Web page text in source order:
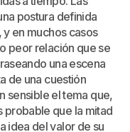
postura definida
en muchos casos
peor relación que se
una escena
de una cuestión
sensible el tema que,
probable que la mitad
idea del valor de su